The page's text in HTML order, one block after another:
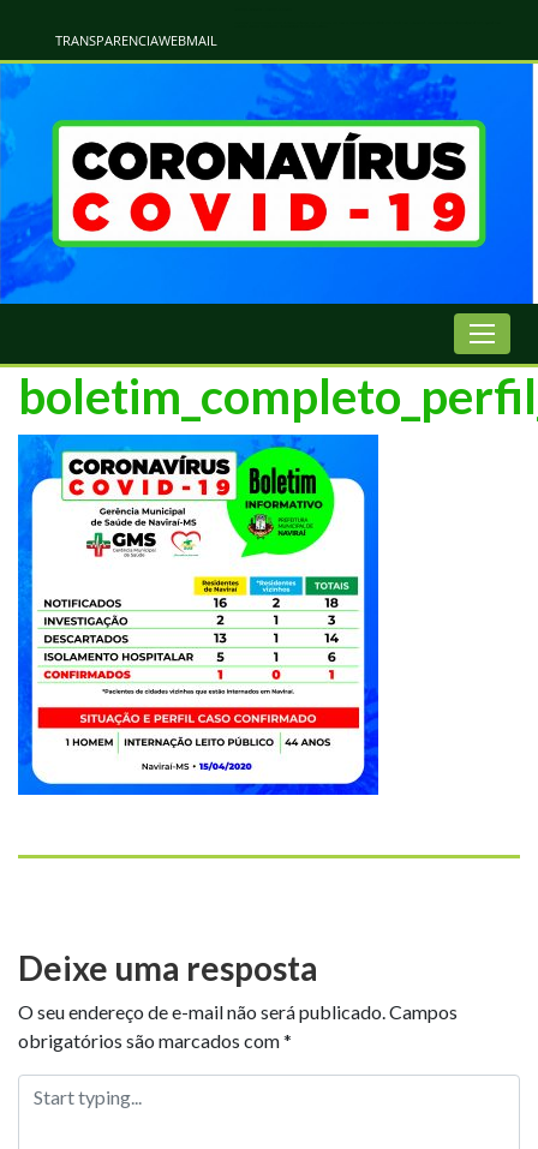
TRANSPARENCIAWEBMAIL
Deixe uma resposta
O seu endereço de e-mail não será publicado.Campos
obrigatórios são marcados com*